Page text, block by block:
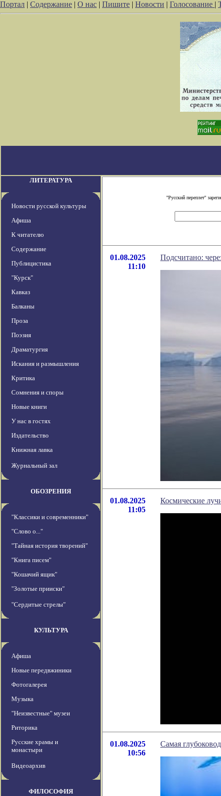
Портал | Содержание | О нас | Пишите | Новости | Голосование |
ЛИТЕРАТУРА
Новости русской культуры
Афиша
К читателю
Содержание
Публицистика
"Курск"
Кавказ
Балканы
Проза
Поэзия
Драматургия
Искания и размышления
Критика
Сомнения и споры
Новые книги
У нас в гостях
Издательство
Книжная лавка
Журнальный зал
ОБОЗРЕНИЯ
"Классики и современники"
"Слово о..."
"Тайная история творений"
"Книга писем"
"Кошачий ящик"
"Золотые прииски"
"Сердитые стрелы"
КУЛЬТУРА
Афиша
Новые передвжиники
Фотогалерея
Музыка
"Неизвестные" музеи
Риторика
Русские храмы и
монастыри
Видеоархив
ФИЛОСОФИЯ
"Русский переплет"
01.08.2025
11:10
Подсчитано:
01.08.2025
11:05
Космические
01.08.2025
10:56
Самая